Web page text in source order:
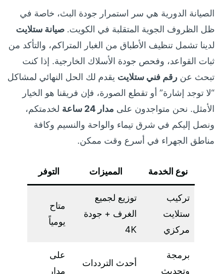
الصيانة الدورية هي سر استمرار جودة البث، خاصة في
ظل الظروف الجوية المتقلبة في الكويت. صيانة ستلايت
لدينا تشمل تنظيف الأطباق من الغبار المتراكم، والتأكد من
ثبات القواعد، وفحص جودة الأسلاك الخارجية. إذا كنت
تبحث عن رقم فني ستلايت يقدم لك الحل النهائي لمشاكل
“لا توجد إشارة” أو تقطع الصورة، فإن فريقنا هو الخيار
الأمثل. نحن متواجدون على مدار 24 ساعة
لخدمتكم،
ونصل إليكم في شرق تيماء والواحة والنسيم وكافة
مناطق الجهراء في أسرع وقت ممكن.
نوع الخدمة المميزات التوفر
تركيب
ستلايت
مركزي
توزيع لجميع
الغرف + جودة
4K
متاح
يومياً
برمجة
وتحديث
أحدث الترددات
على
مدار